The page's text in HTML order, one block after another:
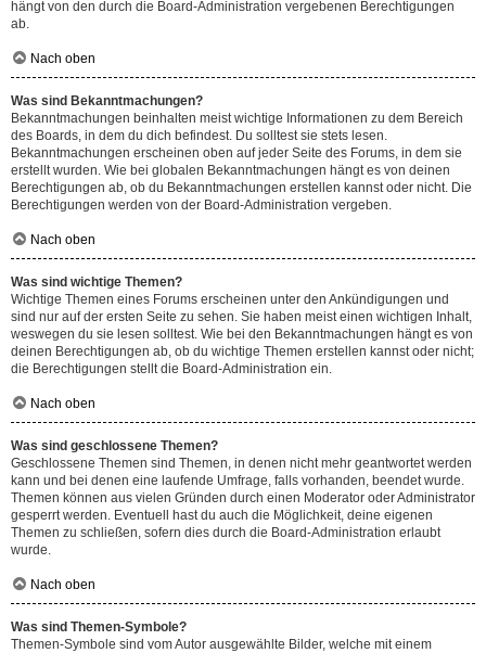
hängt von den durch die Board-Administration vergebenen Berechtigungen
ab.
Nach oben
Was sind Bekanntmachungen?
Bekanntmachungen beinhalten meist wichtige Informationen zu dem Bereich
des Boards, in dem du dich befindest. Du solltest sie stets lesen.
Bekanntmachungen erscheinen oben auf jeder Seite des Forums, in dem sie
erstellt wurden. Wie bei globalen Bekanntmachungen hängt es von deinen
Berechtigungen ab, ob du Bekanntmachungen erstellen kannst oder nicht. Die
Berechtigungen werden von der Board-Administration vergeben.
Nach oben
Was sind wichtige Themen?
Wichtige Themen eines Forums erscheinen unter den Ankündigungen und
sind nur auf der ersten Seite zu sehen. Sie haben meist einen wichtigen Inhalt,
weswegen du sie lesen solltest. Wie bei den Bekanntmachungen hängt es von
deinen Berechtigungen ab, ob du wichtige Themen erstellen kannst oder nicht;
die Berechtigungen stellt die Board-Administration ein.
Nach oben
Was sind geschlossene Themen?
Geschlossene Themen sind Themen, in denen nicht mehr geantwortet werden
kann und bei denen eine laufende Umfrage, falls vorhanden, beendet wurde.
Themen können aus vielen Gründen durch einen Moderator oder Administrator
gesperrt werden. Eventuell hast du auch die Möglichkeit, deine eigenen
Themen zu schließen, sofern dies durch die Board-Administration erlaubt
wurde.
Nach oben
Was sind Themen-Symbole?
Themen-Symbole sind vom Autor ausgewählte Bilder, welche mit einem